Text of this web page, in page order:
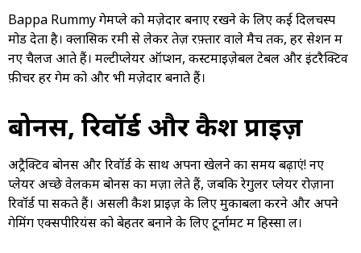
Bappa Rummy गेमप्ले को मज़ेदार बनाए रखने के लिए कई दिलचस्प
मोड देता है। क्लासिक रमी से लेकर तेज़ रफ़्तार वाले मैच तक, हर सेशन में
नए चैलेंज आते हैं। मल्टीप्लेयर ऑप्शन, कस्टमाइज़ेबल टेबल और इंटरैक्टिव
फ़ीचर हर गेम को और भी मज़ेदार बनाते हैं।
बोनस, रिवॉर्ड और कैश प्राइज़
अट्रैक्टिव बोनस और रिवॉर्ड के साथ अपना खेलने का समय बढ़ाएं! नए
प्लेयर अच्छे वेलकम बोनस का मज़ा लेते हैं, जबकि रेगुलर प्लेयर रोज़ाना
रिवॉर्ड पा सकते हैं। असली कैश प्राइज़ के लिए मुकाबला करने और अपने
गेमिंग एक्सपीरियंस को बेहतर बनाने के लिए टूर्नामेंट में हिस्सा लें।